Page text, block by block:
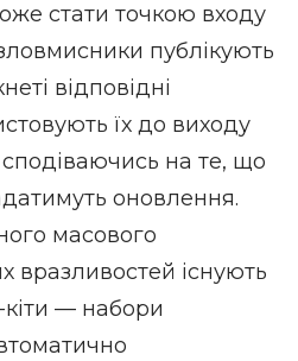
стати точкою входу
публікують
відповідні
їх до виходу
на те, що
оновлення.
масового
вразливостей існують
кіти — набори